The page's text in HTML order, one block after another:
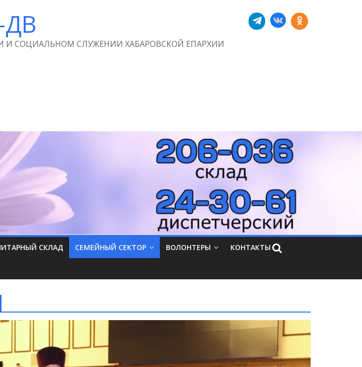
ДВ
И СОЦИАЛЬНОМ СЛУЖЕНИИ ХАБАРОВСКОЙ ЕПАРХИИ
СКЛАД СЕМЕЙНЫЙ СЕКТОР ВОЛОНТЕРЫ КОНТАКТЫ